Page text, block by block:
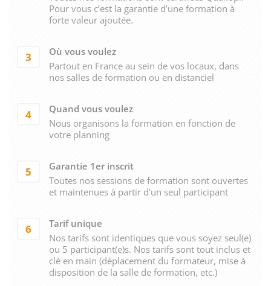
Pour vous c’est la garantie d’une formation à
forte valeur ajoutée.
3
Où vous voulez
Partout en France au sein de vos locaux, dans
nos salles de formation ou en distanciel
4
Quand vous voulez
Nous organisons la formation en fonction de
votre planning
5
Garantie 1er inscrit
Toutes nos sessions de formation sont ouvertes
et maintenues à partir d’un seul participant
6
Tarif unique
Nos tarifs sont identiques que vous soyez seul(e)
ou 5 participant(e)s. Nos tarifs sont tout inclus et
clé en main (déplacement du formateur, mise à
disposition de la salle de formation, etc.)